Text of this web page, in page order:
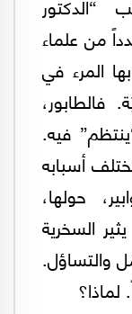
من علماء
المرء في
فالطابور،
فيه.
أسبابه
حولها،
السخرية
والتساؤل.
لماذا؟